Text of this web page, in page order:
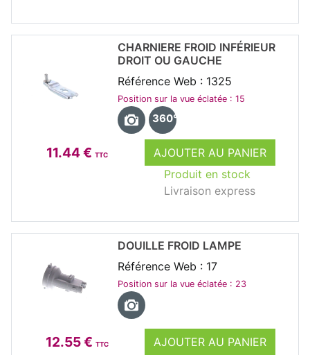
11.44 € TTC
AJOUTER AU PANIER
Produit en stock
Livraison express
CHARNIERE FROID INFÉRIEUR
DROIT OU GAUCHE
Référence Web : 1325
Position sur la vue éclatée : 15
360°
12.55 € TTC
AJOUTER AU PANIER
DOUILLE FROID LAMPE
Référence Web : 17
Position sur la vue éclatée : 23